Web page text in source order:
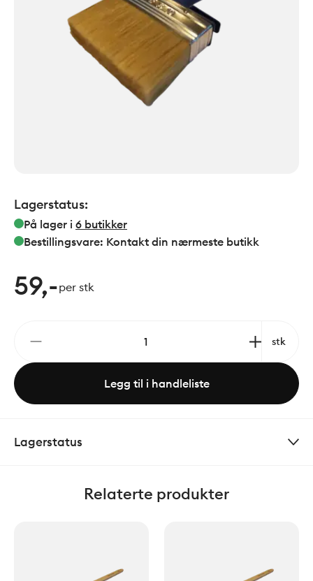
Lagerstatus:
På lager i 6 butikker
Bestillingsvare: Kontakt din nærmeste butikk
59,-per stk
stk
Legg til i handleliste
Lagerstatus
Relaterte produkter